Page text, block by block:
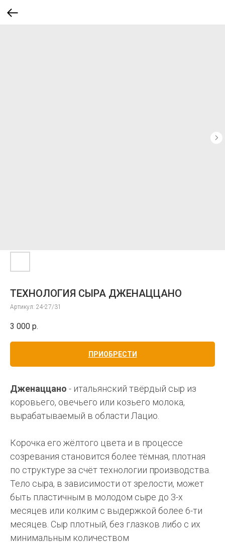
ТЕХНОЛОГИЯ СЫРА ДЖЕНАЦЦАНО
Артикул: 24-27/31
3 000 р.
ПРИОБРЕСТИ
Дженаццано - итальянский твёрдый сыр из
коровьего, овечьего или козьего молока,
вырабатываемый в области Лацио.
Корочка его жёлтого цвета и в процессе
созревания становится более тёмная, плотная
по структуре за счёт технологии производства.
Тело сыра, в зависимости от зрелости, может
быть пластичным в молодом сыре до 3-х
месяцев или колким с выдержкой более 6-ти
месяцев. Сыр плотный, без глазков либо с их
минимальным количеством